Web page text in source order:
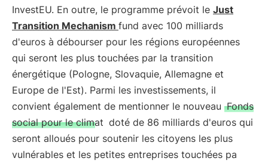
InvestEU. En outre, le programme prévoit le Just
Transition Mechanism fund avec 100 milliards
d'euros à débourser pour les régions européennes
qui seront les plus touchées par la transition
énergétique (Pologne, Slovaquie, Allemagne et
Europe de l'Est). Parmi les investissements, il
convient également de mentionner le nouveau Fonds
social pour le climat doté de 86 milliards d'euros qui
seront alloués pour soutenir les citoyens les plus
vulnérables et les petites entreprises touchées pa